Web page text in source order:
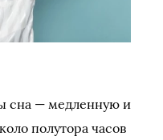
сна — медленную и
полутора часов